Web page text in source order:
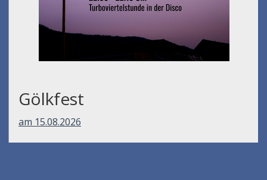
Gölkfest
am 15.08.2026